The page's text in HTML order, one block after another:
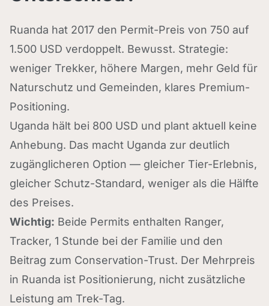
Ruanda hat 2017 den Permit-Preis von 750 auf
1.500 USD verdoppelt. Bewusst. Strategie:
weniger Trekker, höhere Margen, mehr Geld für
Naturschutz und Gemeinden, klares Premium-
Positioning.
Uganda hält bei 800 USD und plant aktuell keine
Anhebung. Das macht Uganda zur deutlich
zugänglicheren Option — gleicher Tier-Erlebnis,
gleicher Schutz-Standard, weniger als die Hälfte
des Preises.
Wichtig: Beide Permits enthalten Ranger,
Tracker, 1 Stunde bei der Familie und den
Beitrag zum Conservation-Trust. Der Mehrpreis
in Ruanda ist Positionierung, nicht zusätzliche
Leistung am Trek-Tag.